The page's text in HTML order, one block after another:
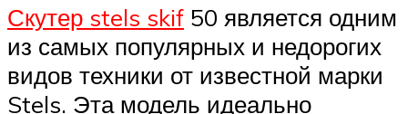
Скутер stels skif 50 является одним
из самых популярных и недорогих
видов техники от известной марки
Stels. Эта модель идеально